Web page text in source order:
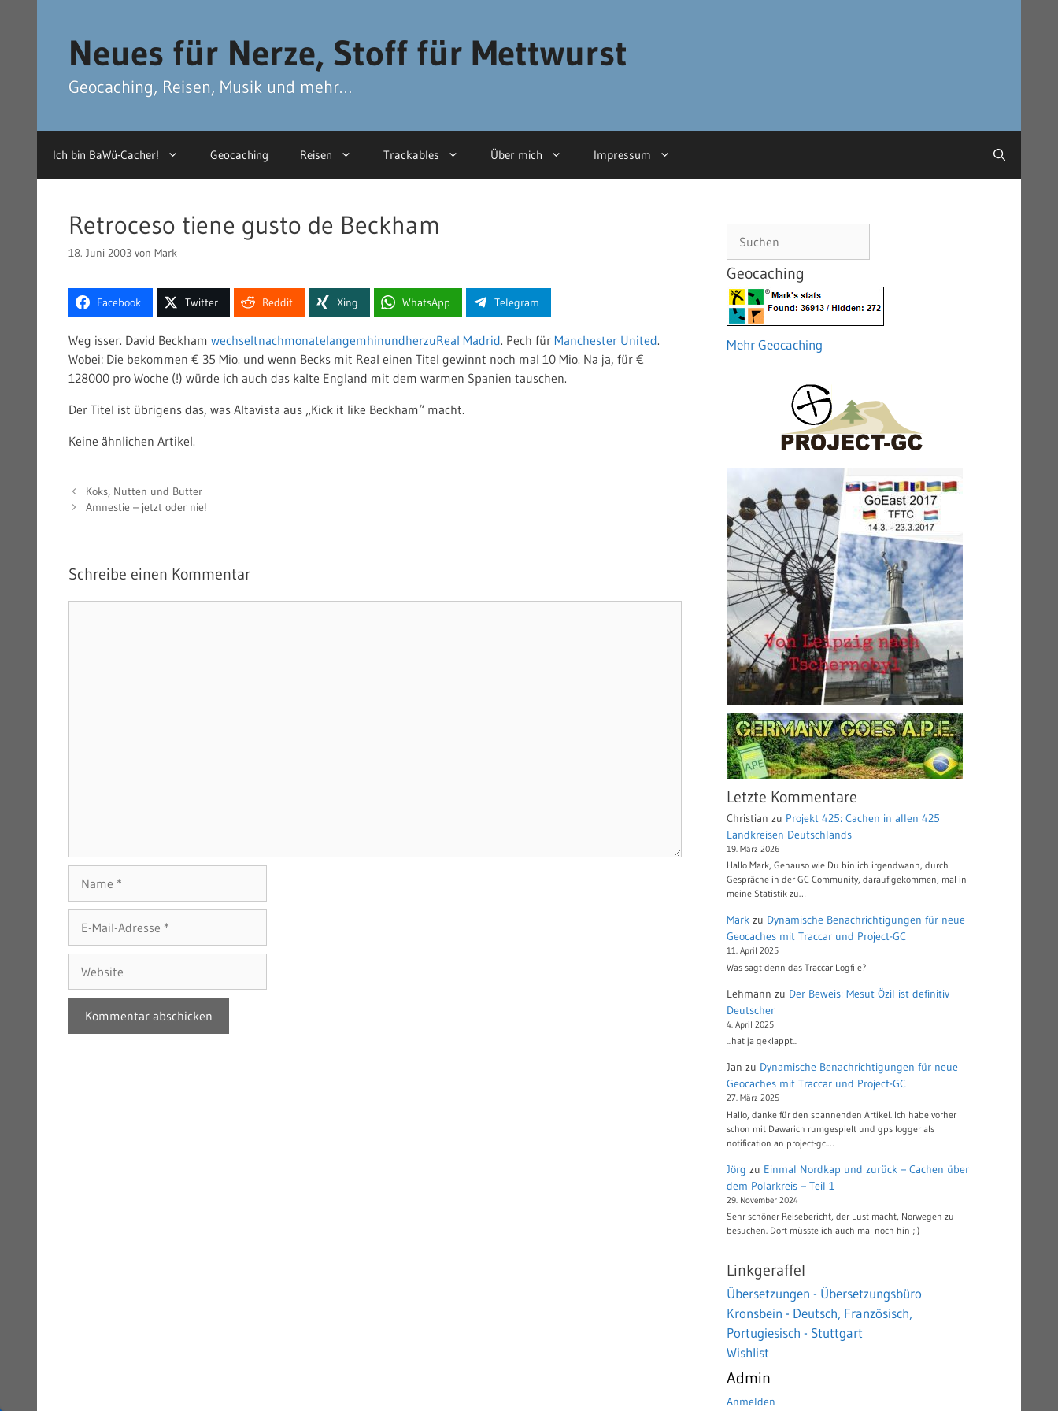
Neues für Nerze, Stoff für Mettwurst
Geocaching, Reisen, Musik und mehr…
Ich bin BaWü-Cacher! Geocaching Reisen Trackables Über mich Impressum
Retroceso tiene gusto de Beckham
18. Juni 2003 von Mark
Facebook Twitter Reddit Xing WhatsApp Telegram
Weg isser. David Beckham wechseltnachmonatelangemhinundherzuReal Madrid. Pech für Manchester United.
Wobei: Die bekommen € 35 Mio. und wenn Becks mit Real einen Titel gewinnt noch mal 10 Mio. Na ja, für €
128000 pro Woche (!) würde ich auch das kalte England mit dem warmen Spanien tauschen.
Der Titel ist übrigens das, was Altavista aus „Kick it like Beckham“ macht.
Keine ähnlichen Artikel.
Koks, Nutten und Butter
Amnestie – jetzt oder nie!
Schreibe einen Kommentar
Mail-
Adresse
Geocaching
Mehr Geocaching
Letzte Kommentare
Christian zu Projekt 425: Cachen in allen 425
Landkreisen Deutschlands
19. März 2026
Hallo Mark, Genauso wie Du bin ich irgendwann, durch
Gespräche in der GC-Community, darauf gekommen, mal in
meine Statistik zu…
Mark zu Dynamische Benachrichtigungen für neue
Geocaches mit Traccar und Project-GC
11. April 2025
Was sagt denn das Traccar-Logfile?
Lehmann zu Der Beweis: Mesut Özil ist definitiv
Deutscher
4. April 2025
...hat ja geklappt...
Jan zu Dynamische Benachrichtigungen für neue
Geocaches mit Traccar und Project-GC
27. März 2025
Hallo, danke für den spannenden Artikel. Ich habe vorher
schon mit Dawarich rumgespielt und gps logger als
notification an project-gc.…
Jörg zu Einmal Nordkap und zurück – Cachen über
dem Polarkreis – Teil 1
29. November 2024
Sehr schöner Reisebericht, der Lust macht, Norwegen zu
besuchen. Dort müsste ich auch mal noch hin ;-)
Linkgeraffel
Übersetzungen - Übersetzungsbüro
Kronsbein - Deutsch, Französisch,
Portugiesisch - Stuttgart
Wishlist
Admin
Anmelden